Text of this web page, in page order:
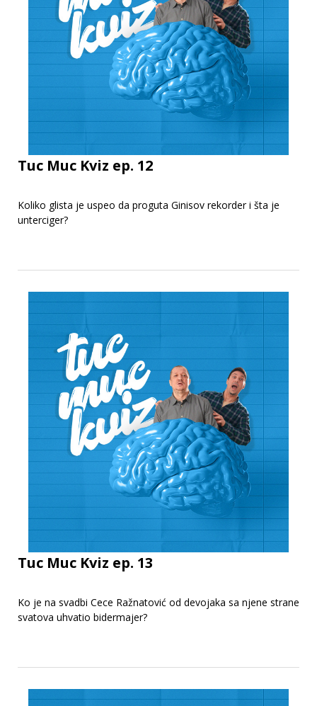
Tuc Muc Kviz ep. 12
Koliko glista je uspeo da proguta Ginisov rekorder i šta je
unterciger?
Tuc Muc Kviz ep. 13
Ko je na svadbi Cece Ražnatović od devojaka sa njene strane
svatova uhvatio bidermajer?